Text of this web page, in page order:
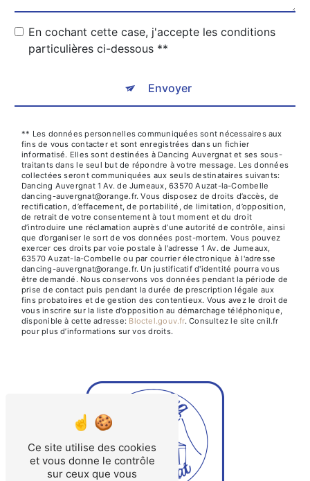
En cochant cette case, j'accepte les conditions
particulières ci-dessous **
Envoyer
** Les données personnelles communiquées sont nécessaires aux
fins de vous contacter et sont enregistrées dans un fichier
informatisé. Elles sont destinées à Dancing Auvergnat et ses sous-
traitants dans le seul but de répondre à votre message. Les données
collectées seront communiquées aux seuls destinataires suivants:
Dancing Auvergnat 1 Av. de Jumeaux, 63570 Auzat-la-Combelle
dancing-auvergnat@orange.fr. Vous disposez de droits d’accès, de
rectification, d’effacement, de portabilité, de limitation, d’opposition,
de retrait de votre consentement à tout moment et du droit
d’introduire une réclamation auprès d’une autorité de contrôle, ainsi
que d’organiser le sort de vos données post-mortem. Vous pouvez
exercer ces droits par voie postale à l'adresse 1 Av. de Jumeaux,
63570 Auzat-la-Combelle ou par courrier électronique à l'adresse
dancing-auvergnat@orange.fr. Un justificatif d'identité pourra vous
être demandé. Nous conservons vos données pendant la période de
prise de contact puis pendant la durée de prescription légale aux
fins probatoires et de gestion des contentieux. Vous avez le droit de
vous inscrire sur la liste d'opposition au démarchage téléphonique,
disponible à cette adresse:
Bloctel.gouv.fr. Consultez le site cnil.fr
pour plus d’informations sur vos droits.
Ce site utilise des cookies
et vous donne le contrôle
sur ceux que vous